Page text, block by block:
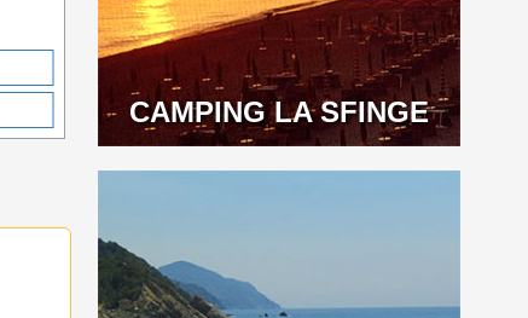
CAMPING LA SFINGE